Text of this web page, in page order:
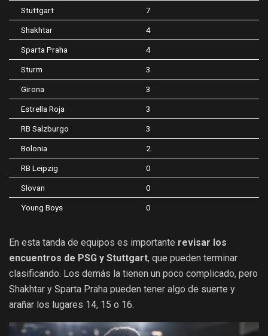
Stuttgart 7
Shakhtar 4
Sparta Praha 4
Sturm 3
Girona 3
Estrella Roja 3
RB Salzburgo 3
Bolonia 2
RB Leipzig 0
Slovan 0
Young Boys 0
En esta tanda de equipos es importante revisar los
encuentros de PSG y Stuttgart, que pueden terminar
clasificando. Los demás la tienen un poco complicado, pero
Shakhtar y Sparta Praha pueden tener algo de suerte y
arañar los lugares 14, 15 o 16.